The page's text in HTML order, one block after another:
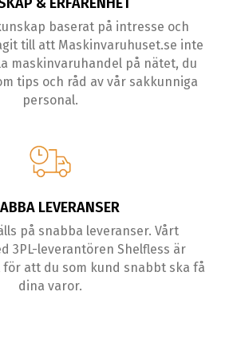
baserat på intresse och
till att Maskinvaruhuset.se inte
maskinvaruhandel på nätet, du
tips och råd av vår sakkunniga
personal.
LEVERANSER
på snabba leveranser. Vårt
3PL-leverantören Shelfless är
att du som kund snabbt ska få
dina varor.